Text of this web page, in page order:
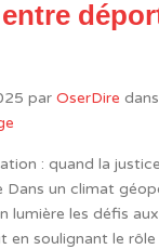
par OserDire dans
: quand la
Dans un climat
lumière les défis
en soulignant le